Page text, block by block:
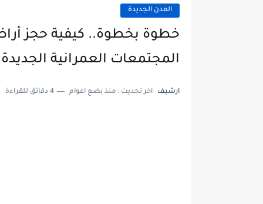
المدن الجديدة
المجتمعات العمرانية الجديدة
ارشيف اخر تحديث : منذ بضع اعوام 4 دقائق للقراءة